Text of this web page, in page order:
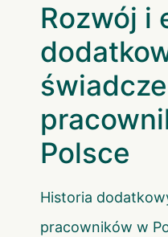
Rozwój i
Polsce
Historia
pracowników w